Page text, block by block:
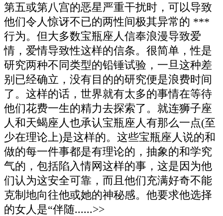
第五或第八宫的恶星严重干扰时，可以导致
他们令人惊讶不已的两性间极其异常的 ***
行为。但大多数宝瓶座人信奉浪漫导致爱
情，爱情导致性这样的信条。很简单，性是
研究两种不同类型的铅锤试验，一旦这种差
别已经确立，没有目的的研究便是浪费时间
了。这样的话，世界就有太多的事情在等待
他们花费一生的精力去探索了。就连狮子座
人和天蝎座人也承认宝瓶座人有那么一点(至
少在理论上)是这样的。这些宝瓶座人说的和
做的每一件事都是有理论的，抽象的和学究
气的，包括陷入情网这样的事，这是因为他
们认为这安全可靠，而且他们充满好奇不能
克制地向往他或她的神秘感。他要求他选择
的女人是“伴随......>>